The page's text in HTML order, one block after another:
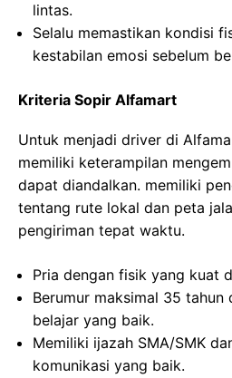
lintas.
Selalu memastikan kondisi
kestabilan emosi sebelum
Kriteria Sopir Alfamart
Untuk menjadi driver di
memiliki keterampilan
dapat diandalkan. memiliki
tentang rute lokal dan peta
pengiriman tepat waktu.
Pria dengan fisik yang kuat
Berumur maksimal 35 tahun
belajar yang baik.
Memiliki ijazah SMA/SMK
komunikasi yang baik.